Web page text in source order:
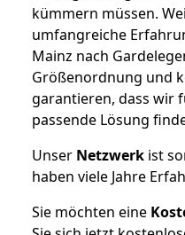
kümmern müssen.
umfangreiche
Mainz nach
Größenordnung und
garantieren, dass wir
passende Lösung
Unser Netzwerk ist
haben viele Jahre
Sie möchten eine